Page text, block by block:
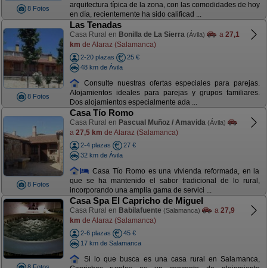
8 Fotos
arquitectura típica de la zona, con las comodidades de hoy
en día, recientemente ha sido calificad ...
8 Fotos
Las Tenadas
Casa Rural en Bonilla de La Sierra (Ávila) a 27,1
km de Alaraz (Salamanca)
2-20 plazas
25 €
48 km de Ávila
Consulte nuestras ofertas especiales para parejas.
Alojamientos ideales para parejas y grupos familiares.
Dos alojamientos especialmente ada ...
8 Fotos
Casa Tío Romo
Casa Rural en Pascual Muñoz / Amavida (Ávila)
a 27,5 km de Alaraz (Salamanca)
2-4 plazas
27 €
32 km de Ávila
Casa Tío Romo es una vivienda reformada, en la
que se ha mantenido el sabor tradicional de lo rural,
incorporando una amplia gama de servici ...
Casa Spa El Capricho de Miguel
Casa Rural en Babilafuente (Salamanca) a 27,9
km de Alaraz (Salamanca)
2-6 plazas
45 €
17 km de Salamanca
Si lo que busca es una casa rural en Salamanca,